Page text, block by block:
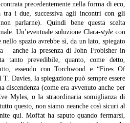
precedentemente nella forma di eco,
tra i due, successiva agli incontri con gli
parlarne). Quindi bene questa scelta
Un’eventuale soluzione Clara-style con
spazio avrebbe sì, da un lato, spiegato
– anche la presenza di John Frobisher in
tanto prevedibile, quanto, come detto,
essendo con Torchwood e “Fires Of
Davies, la spiegazione può sempre essere
discendenza (come era avvenuto anche per
Myles, o la straordinaria somiglianza di
questo, non siamo neanche così sicuri al
qui. Moffat ha saputo quando fermarsi,